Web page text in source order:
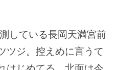
している長岡天満宮前
ツジ。控えめに言うて